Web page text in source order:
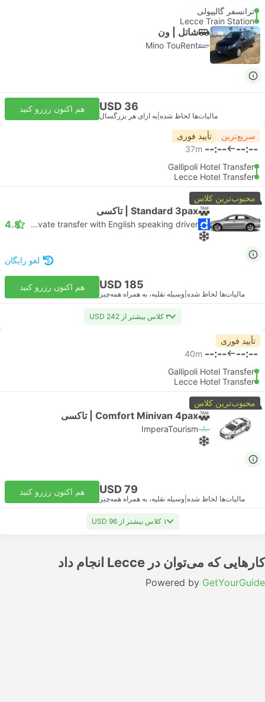
ترانسفر گالیپولی
Lecce Train Station
شاتل | ون
Mino TouRent
USD 36
مالیات‌ها لحاظ شده به ازای هر بزرگسال
هم اکنون رزرو کنید
سریع‌ترین تأیید فوری
--:--
--:--
37m
Gallipoli Hotel Transfer
Lecce Hotel Transfer
محبوب‌ترین کلاس
Standard 3pax | تاکسی
Daytrip private transfer with English speaking driver
4.8
لغو رایگان
USD 185
مالیات‌ها لحاظ شده وسیله نقلیه، به همراه همه‌چیز
هم اکنون رزرو کنید
۳ کلاس بیشتر از USD 242
تأیید فوری
--:--
--:--
40m
Gallipoli Hotel Transfer
Lecce Hotel Transfer
محبوب‌ترین کلاس
Comfort Minivan 4pax | تاکسی
ImperaTourism
USD 79
مالیات‌ها لحاظ شده وسیله نقلیه، به همراه همه‌چیز
هم اکنون رزرو کنید
۱ کلاس بیشتر از USD 96
کارهایی که می‌توان در Lecce انجام داد
Powered by GetYourGuide